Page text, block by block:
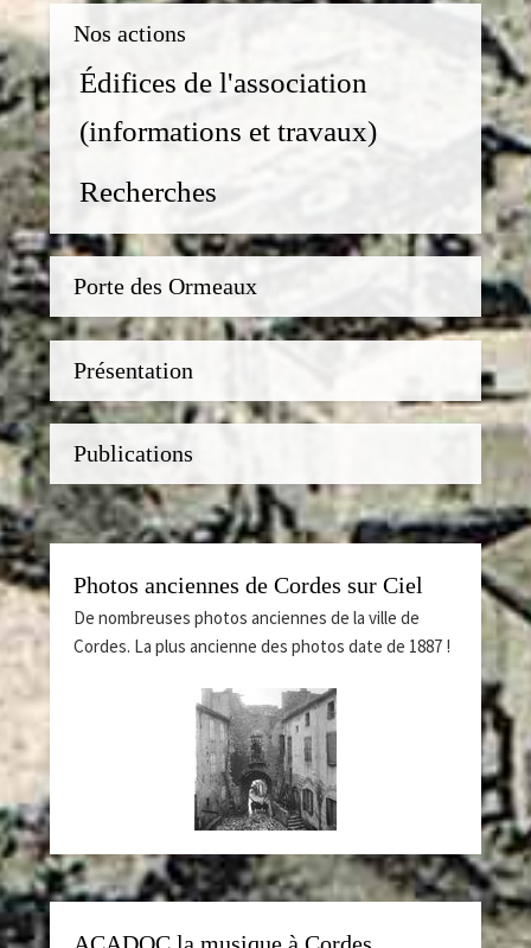
Nos actions
Édifices de l'association
(informations et travaux)
Recherches
Porte des Ormeaux
Présentation
Publications
Photos anciennes de Cordes sur Ciel
De nombreuses photos anciennes de la ville de
Cordes. La plus ancienne des photos date de 1887 !